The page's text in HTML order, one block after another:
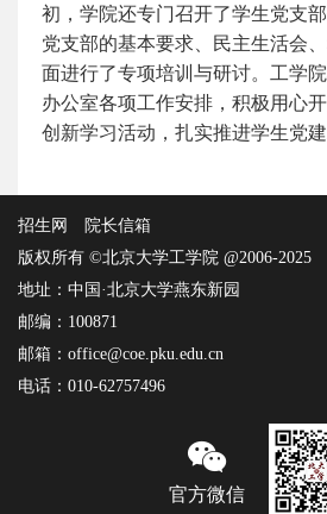
初，学院还专门召开了学生党支
党支部的基本要求、民主生活会
面进行了专项培训与研讨。工学
办公室各项工作安排，积极用心
创新学习活动，扎实推进学生党建
招生网
院长信箱
版权所有 ©北京大学工学院 @2006-2025
地址：中国·北京大学燕东新园
邮编：100871
邮箱：office@coe.pku.edu.cn
电话：010-62757496
官方微信